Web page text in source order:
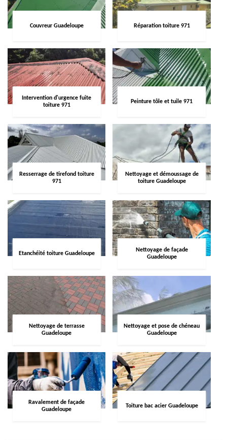
Couvreur Guadeloupe Réparation toiture 971
Intervention d'urgence fuite
toiture 971
Peinture tôle et tuile 971
Resserrage de tirefond toiture
971
Nettoyage et démoussage de
toiture Guadeloupe
Etanchéité toiture Guadeloupe
Nettoyage de façade
Guadeloupe
Nettoyage de terrasse
Guadeloupe
Nettoyage et pose de chéneau
Guadeloupe
Ravalement de façade
Guadeloupe
Toiture bac acier Guadeloupe